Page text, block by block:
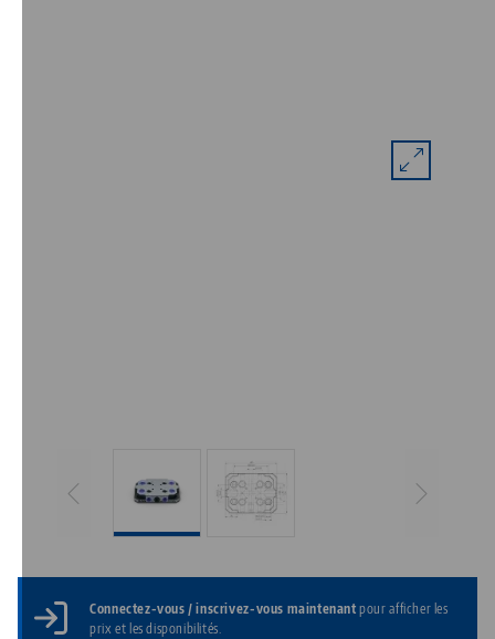
Connectez-vous / inscrivez-vous maintenantpour afficher les
prix et les disponibilités.